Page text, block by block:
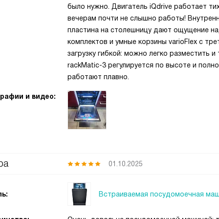
было нужно. Двигатель iQdrive работает
вечерам почти не слышно работы!
пластина на столешницу дают ощущение
комплектов и умные корзины varioFlex с
загрузку гибкой: можно легко разместить
rackMatic-3 регулируется по высоте и
работают плавно.
и видео:
01.10.2025
Встраиваемая посудомоечная